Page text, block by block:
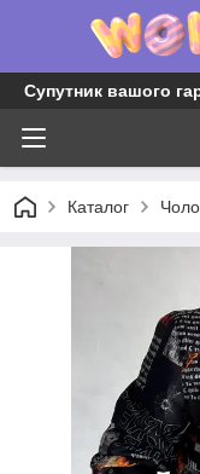
Супутник вашого
Каталог